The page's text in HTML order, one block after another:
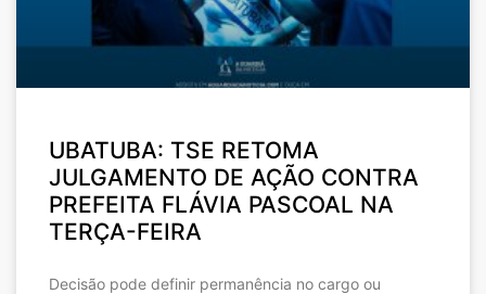
UBATUBA: TSE RETOMA
JULGAMENTO DE AÇÃO CONTRA
PREFEITA FLÁVIA PASCOAL NA
TERÇA-FEIRA
Decisão pode definir permanência no cargo ou